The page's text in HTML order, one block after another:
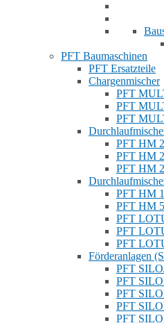
PFT Baumaschinen
PFT Ersatzteile
Chargenmischer
PFT
PFT
PFT
PFT HM
PFT HM
PFT HM
PFT HM
PFT HM
PFT
PFT
PFT
Förderanlagen
PFT
PFT
PFT
PFT
PFT